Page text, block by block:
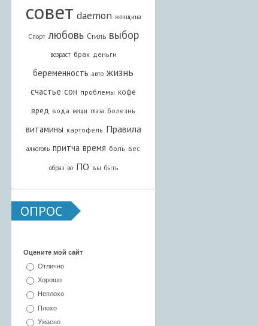
совет daemon женщина
Спорт любовь Стиль выбор
возраст брак деньги
беременность авто жизнь
счастье сон проблемы кофе
вред вода вещи глаза болезнь
витамины картофель Правила
алкоголь притча время боль вес
образ во ПО вы быть
ОПРОС
Оцените мой сайт
Отлично
Хорошо
Неплохо
Плохо
Ужасно